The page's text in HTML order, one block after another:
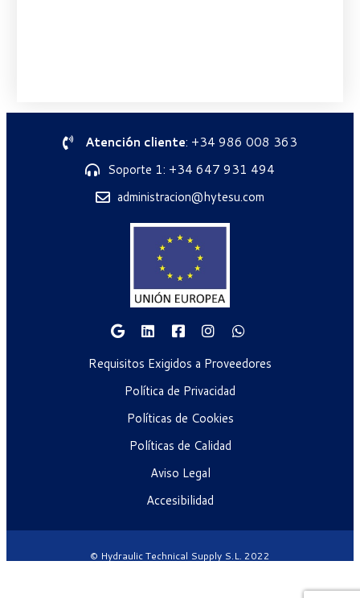
Atención cliente: +34 986 008 363
Soporte 1: +34 647 931 494
administracion@hytesu.com
Requisitos Exigidos a Proveedores
Política de Privacidad
Políticas de Cookies
Políticas de Calidad
Aviso Legal
Accesibilidad
© Hydraulic Technical Supply S.L. 2022